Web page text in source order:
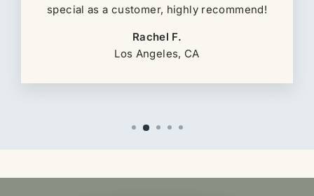
special as a customer, highly recommend!
Rachel F.
Los Angeles, CA